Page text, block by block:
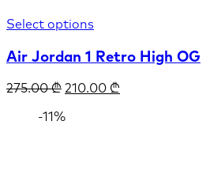
Select options
Air Jordan 1 Retro High OG
275.00₾ 210.00 ₾
-11%